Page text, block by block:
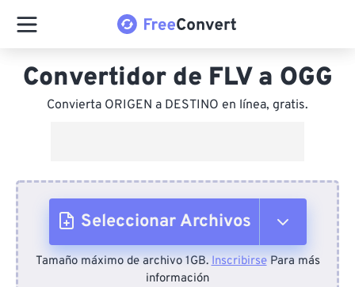
Convertidor de FLV a OGG
Convierta ORIGEN a DESTINO en línea, gratis.
Seleccionar Archivos
Desde el dispositivo
Tamaño máximo de archivo 1GB.InscribirsePara más
información